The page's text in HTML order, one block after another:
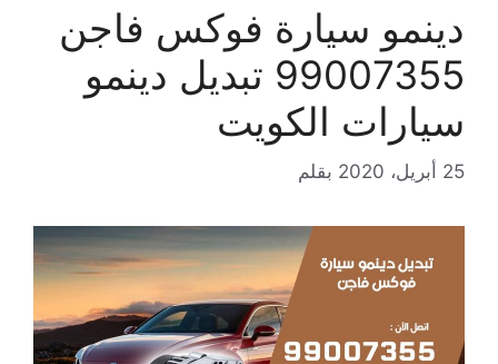
دينمو سيارة فوكس فاجن
99007355 تبديل دينمو
سيارات الكويت
25 أبريل، 2020 بقلم